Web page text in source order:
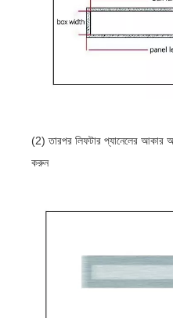
(2) তারপর লিফটার প্যানেলের আকার
করুন